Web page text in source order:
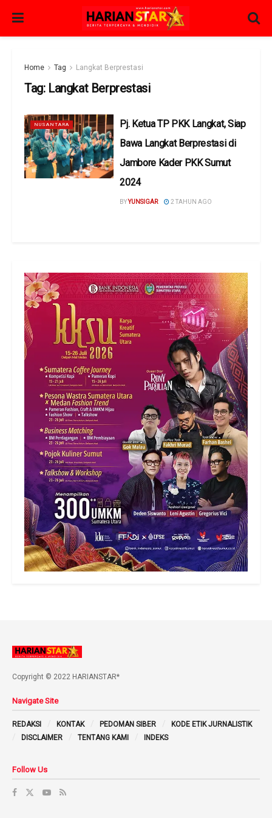
Home Tag Langkat Berprestasi
Tag: Langkat Berprestasi
NUSANTARA
Pj. Ketua TP PKK Langkat, Siap
Bawa Langkat Berprestasi di
Jambore Kader PKK Sumut
2024
BYYUNSIGAR 2 TAHUN AGO
Copyright © 2022 HARIANSTAR*
Navigate Site
REDAKSI KONTAK PEDOMAN SIBER
KODE ETIK JURNALISTIK
DISCLAIMER
TENTANG KAMI INDEKS
Follow Us